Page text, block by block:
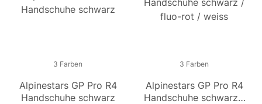
3 Farben
Alpinestars GP Pro R4
Handschuhe schwarz
3 Farben
Alpinestars GP Pro R4
Handschuhe schwarz /
3 Farben
Alpinestars GP Pro R4
Handschuhe schwarz /